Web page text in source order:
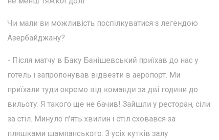
Чи мали ви можливість поспілкуватися з легендою
Азербайджану?
- Після матчу в Баку Банішевський приїхав до нас у
готель і запропонував відвезти в аеропорт. Ми
приїхали туди окремо від команди за дві години до
вильоту. Я такого ще не бачив! Зайшли у ресторан, сіли
за стіл. Минуло п'ять хвилин і стіл сховався за
пляшками шампанського. З усіх кутків залу